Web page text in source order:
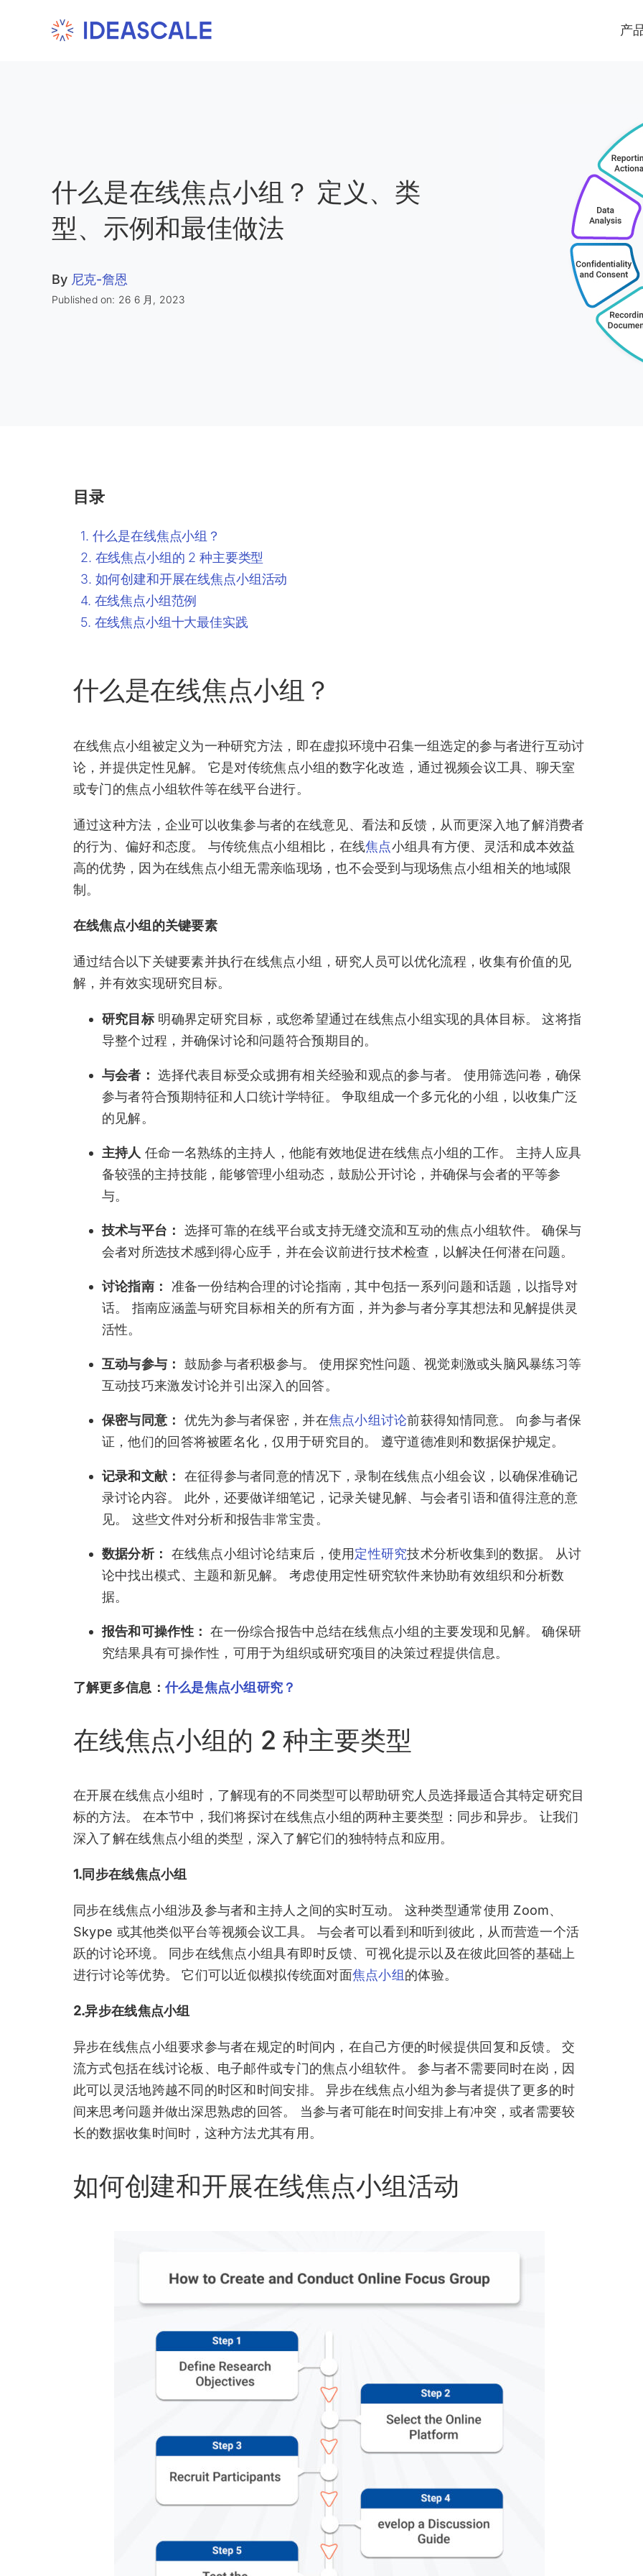
产
什么是在线焦点小组？ 定义、类
型、示例和最佳做法
By 尼克-詹恩
Published on: 26 6 月, 2023
目录
什么是在线焦点小组？
在线焦点小组的 2 种主要类型
如何创建和开展在线焦点小组活动
在线焦点小组范例
在线焦点小组十大最佳实践
什么是在线焦点小组？
在线焦点小组被定义为一种研究方法，即在虚拟环境中召集一组选定的参与者进行互动讨
论，并提供定性见解。 它是对传统焦点小组的数字化改造，通过视频会议工具、聊天室
或专门的焦点小组软件等在线平台进行。
通过这种方法，企业可以收集参与者的在线意见、看法和反馈，从而更深入地了解消费者
的行为、偏好和态度。 与传统焦点小组相比，在线焦点小组具有方便、灵活和成本效益
高的优势，因为在线焦点小组无需亲临现场，也不会受到与现场焦点小组相关的地域限
制。
在线焦点小组的关键要素
通过结合以下关键要素并执行在线焦点小组，研究人员可以优化流程，收集有价值的见
解，并有效实现研究目标。
研究目标 明确界定研究目标，或您希望通过在线焦点小组实现的具体目标。 这将指
导整个过程，并确保讨论和问题符合预期目的。
与会者： 选择代表目标受众或拥有相关经验和观点的参与者。 使用筛选问卷，确保
参与者符合预期特征和人口统计学特征。 争取组成一个多元化的小组，以收集广泛
的见解。
主持人 任命一名熟练的主持人，他能有效地促进在线焦点小组的工作。 主持人应具
备较强的主持技能，能够管理小组动态，鼓励公开讨论，并确保与会者的平等参
与。
技术与平台：
选择可靠的在线平台或支持无缝交流和互动的焦点小组软件。 确保与
会者对所选技术感到得心应手，并在会议前进行技术检查，以解决任何潜在问题。
讨论指南： 准备一份结构合理的讨论指南，其中包括一系列问题和话题，以指导对
话。 指南应涵盖与研究目标相关的所有方面，并为参与者分享其想法和见解提供灵
活性。
互动与参与：
鼓励参与者积极参与。 使用探究性问题、视觉刺激或头脑风暴练习等
互动技巧来激发讨论并引出深入的回答。
保密与同意： 优先为参与者保密，并在焦点小组讨论前获得知情同意。 向参与者保
证，他们的回答将被匿名化，仅用于研究目的。 遵守道德准则和数据保护规定。
记录和文献： 在征得参与者同意的情况下，录制在线焦点小组会议，以确保准确记
录讨论内容。 此外，还要做详细笔记，记录关键见解、与会者引语和值得注意的意
见。 这些文件对分析和报告非常宝贵。
数据分析： 在线焦点小组讨论结束后，使用定性研究技术分析收集到的数据。 从讨
论中找出模式、主题和新见解。 考虑使用定性研究软件来协助有效组织和分析数
据。
报告和可操作性：在一份综合报告中总结在线焦点小组的主要发现和见解。 确保研
究结果具有可操作性，可用于为组织或研究项目的决策过程提供信息。
了解更多信息：什么是焦点小组研究？
在线焦点小组的 2 种主要类型
在开展在线焦点小组时，了解现有的不同类型可以帮助研究人员选择最适合其特定研究目
标的方法。 在本节中，我们将探讨在线焦点小组的两种主要类型：同步和异步。 让我们
深入了解在线焦点小组的类型，深入了解它们的独特特点和应用。
1.同步在线焦点小组
同步在线焦点小组涉及参与者和主持人之间的实时互动。 这种类型通常使用 Zoom、
Skype 或其他类似平台等视频会议工具。 与会者可以看到和听到彼此，从而营造一个活
跃的讨论环境。 同步在线焦点小组具有即时反馈、可视化提示以及在彼此回答的基础上
进行讨论等优势。 它们可以近似模拟传统面对面焦点小组的体验。
2.异步在线焦点小组
异步在线焦点小组要求参与者在规定的时间内，在自己方便的时候提供回复和反馈。 交
流方式包括在线讨论板、电子邮件或专门的焦点小组软件。参与者不需要同时在岗，因
此可以灵活地跨越不同的时区和时间安排。 异步在线焦点小组为参与者提供了更多的时
间来思考问题并做出深思熟虑的回答。 当参与者可能在时间安排上有冲突，或者需要较
长的数据收集时间时，这种方法尤其有用。
如何创建和开展在线焦点小组活动